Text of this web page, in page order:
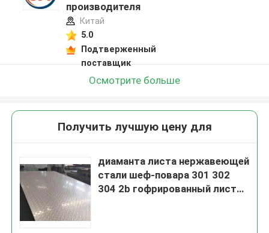
производителя
Китай
5.0
Подтверженный
поставщик
Осмотрите больше
Получить лучшую цену для
диаманта листа нержавеющей
стали шеф-повара 301 302
304 2b гофрированный лист